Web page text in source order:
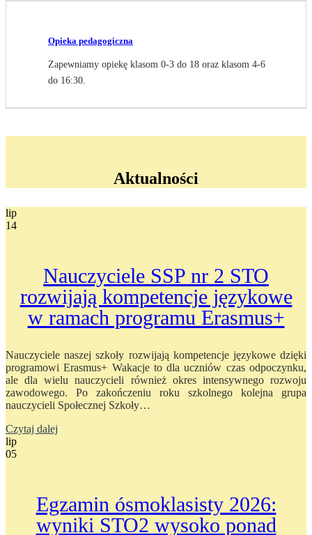
Opieka pedagogiczna
Zapewniamy opiekę klasom 0-3 do 18 oraz klasom 4-6
do 16:30.
Aktualności
lip
14
Nauczyciele SSP nr 2 STO
rozwijają kompetencje językowe
w ramach programu Erasmus+
Nauczyciele naszej szkoły rozwijają kompetencje językowe dzięki
programowi Erasmus+ Wakacje to dla uczniów czas odpoczynku,
ale dla wielu nauczycieli również okres intensywnego rozwoju
zawodowego. Po zakończeniu roku szkolnego kolejna grupa
nauczycieli Społecznej Szkoły…
Czytaj dalej
lip
05
Egzamin ósmoklasisty 2026:
wyniki STO2 wysoko ponad